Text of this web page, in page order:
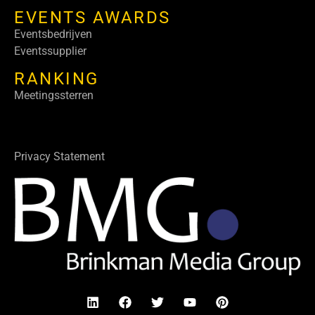
EVENTS AWARDS
Eventsbedrijven
Eventssupplier
RANKING
Meetingssterren
Privacy Statement